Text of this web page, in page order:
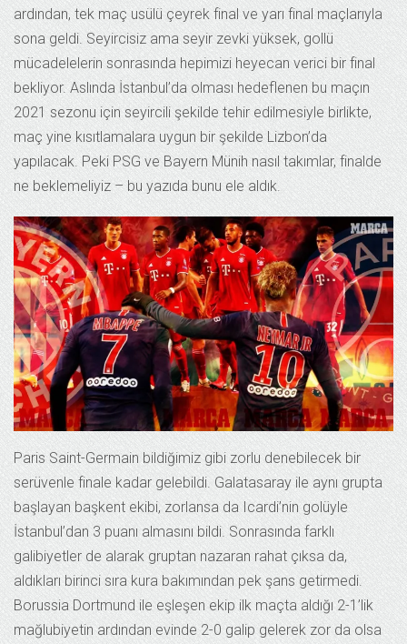
ardından, tek maç usülü çeyrek final ve yarı final maçlarıyla
sona geldi. Seyircisiz ama seyir zevki yüksek, gollü
mücadelelerin sonrasında hepimizi heyecan verici bir final
bekliyor. Aslında İstanbul’da olması hedeflenen bu maçın
2021 sezonu için seyircili şekilde tehir edilmesiyle birlikte,
maç yine kısıtlamalara uygun bir şekilde Lizbon’da
yapılacak. Peki PSG ve Bayern Münih nasıl takımlar, finalde
ne beklemeliyiz – bu yazıda bunu ele aldık.
Paris Saint-Germain bildiğimiz gibi zorlu denebilecek bir
serüvenle finale kadar gelebildi. Galatasaray ile aynı grupta
başlayan başkent ekibi, zorlansa da Icardi’nin golüyle
İstanbul’dan 3 puanı almasını bildi. Sonrasında farklı
galibiyetler de alarak gruptan nazaran rahat çıksa da,
aldıkları birinci sıra kura bakımından pek şans getirmedi.
Borussia Dortmund ile eşleşen ekip ilk maçta aldığı 2-1’lik
mağlubiyetin ardından evinde 2-0 galip gelerek zor da olsa